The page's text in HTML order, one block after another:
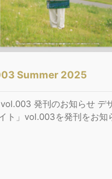
Summer 2025
発刊のお知らせ デ
ト」vol.003を発刊をお知